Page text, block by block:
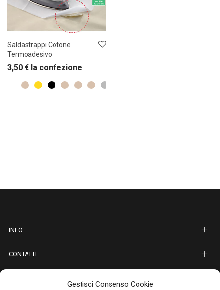
Gestisci Consenso Cookie
Saldastrappi Cotone
Termoadesivo
3,50 € la confezione
INFO
CONTATTI